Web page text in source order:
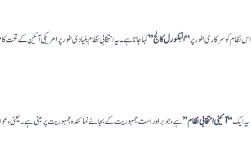
اس نظام کو سرکاری طور پر“الیکٹورل کالج”کہا جاتا ہے۔ یہ انتخابی نظام بنیادی طور پر امریکی آئین کے
یہ ایک“آئینی انتخابی نظام”ہے، جو براہ راست جمہوریت کے بجائے نمائندہ جمہوریت پر مبنی ہے۔ یعنی،